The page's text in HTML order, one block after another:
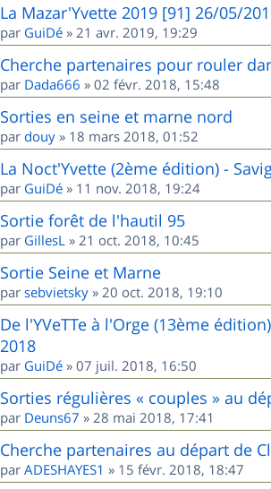
La Mazar'Yvette 2019 [91] 26/05/
par GuiDé » 21 avr. 2019, 19:29
Cherche partenaires pour rouler
par Dada666 » 02 févr. 2018, 15:48
Sorties en seine et marne nord
par douy » 18 mars 2018, 01:52
La Noct'Yvette (2ème édition) -
par GuiDé » 11 nov. 2018, 19:24
Sortie forêt de l'hautil 95
par GillesL » 21 oct. 2018, 10:45
Sortie Seine et Marne
par sebvietsky » 20 oct. 2018, 19:10
De l'YVeTTe à l'Orge (13ème
2018
par GuiDé » 07 juil. 2018, 16:50
Sorties régulières « couples » au
par Deuns67 » 28 mai 2018, 17:41
Cherche partenaires au départ de
par ADESHAYES1 » 15 févr. 2018, 18:47